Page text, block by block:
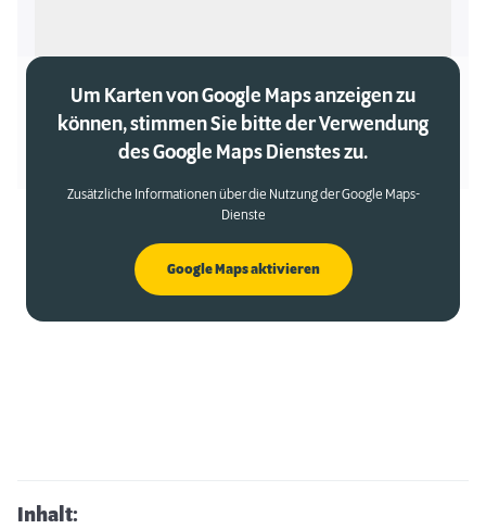
Um Karten von Google Maps anzeigen zu
können, stimmen Sie bitte der Verwendung
des Google Maps Dienstes zu.
Zusätzliche Informationen über die Nutzung der Google Maps-
Dienste
Google Maps aktivieren
Inhalt: